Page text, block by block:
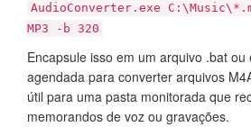
AudioConverter.exe
MP3 -b 320
Encapsule isso em um arquivo .bat
agendada para converter arquivos
útil para uma pasta monitorada que
memorandos de voz ou gravações.